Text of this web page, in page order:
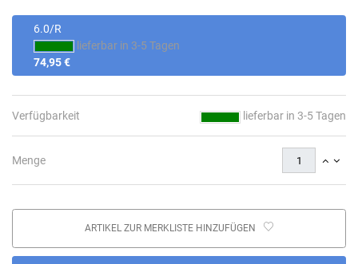
6.0/R
lieferbar in 3-5 Tagen
74,95 €
Verfügbarkeit lieferbar in 3-5 Tagen
Menge
ARTIKEL ZUR MERKLISTE HINZUFÜGEN